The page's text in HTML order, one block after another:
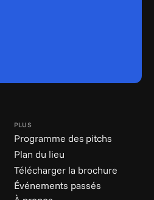
PLUS
Programme des pitchs
Plan du lieu
Télécharger la brochure
Événements passés